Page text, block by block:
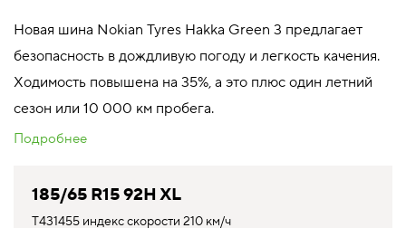
Новая шина Nokian Tyres Hakka Green 3 предлагает
безопасность в дождливую погоду и легкость качения.
Ходимость повышена на 35%, а это плюс один летний
сезон или 10 000 км пробега.
Подробнее
185/65 R15 92H XL
T431455 индекс скорости 210 км/ч